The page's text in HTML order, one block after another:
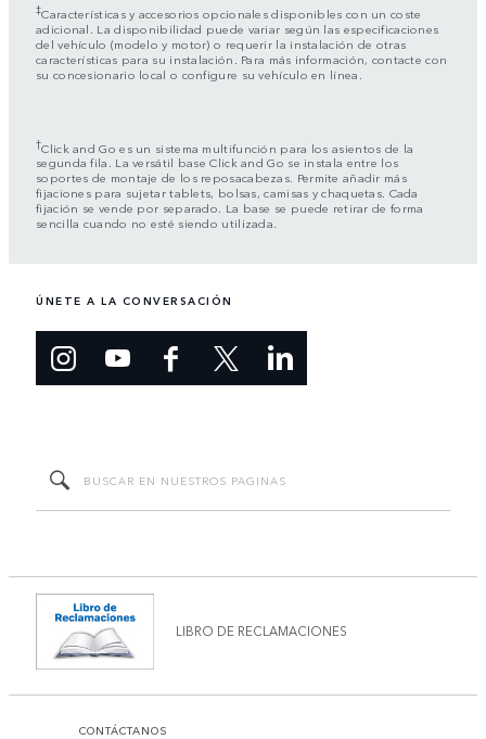
‡Características y accesorios opcionales disponibles con un coste
adicional. La disponibilidad puede variar según las especificaciones
del vehículo (modelo y motor) o requerir la instalación de otras
características para su instalación. Para más información, contacte con
su concesionario local o configure su vehículo en línea.
†Click and Go es un sistema multifunción para los asientos de la
segunda fila. La versátil base Click and Go se instala entre los
soportes de montaje de los reposacabezas. Permite añadir más
fijaciones para sujetar tablets, bolsas, camisas y chaquetas. Cada
fijación se vende por separado. La base se puede retirar de forma
sencilla cuando no esté siendo utilizada.
ÚNETE A LA CONVERSACIÓN
LIBRO DE RECLAMACIONES
CONTÁCTANOS